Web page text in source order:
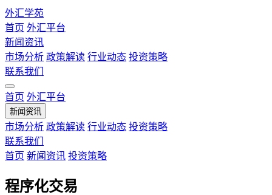
外汇学苑
首页 外汇平台
新闻资讯
市场分析 政策解读 行业动态 投资策略
联系我们
首页 外汇平台
新闻资讯
市场分析 政策解读 行业动态 投资策略
联系我们
首页 新闻资讯 投资策略
程序化交易